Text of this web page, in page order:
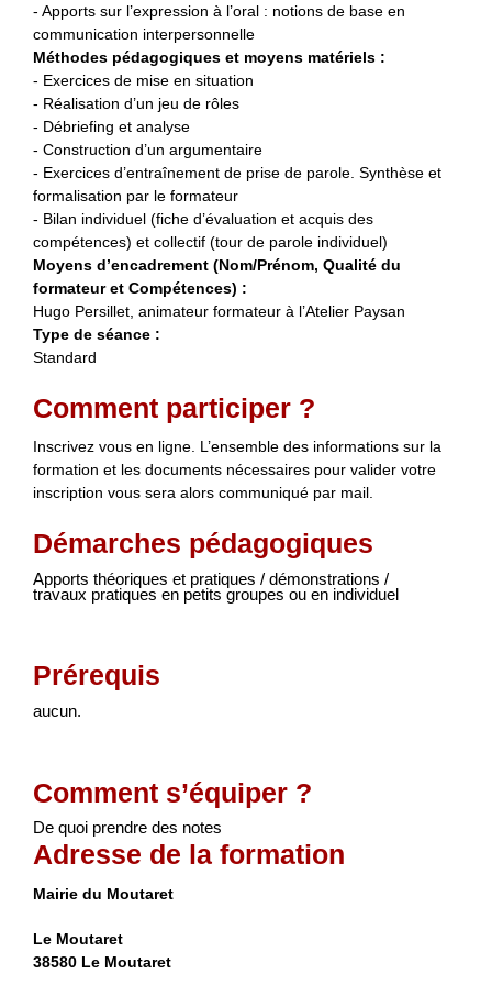
- Apports sur l’expression à l’oral : notions de base en
communication interpersonnelle
Méthodes pédagogiques et moyens matériels :
- Exercices de mise en situation
- Réalisation d’un jeu de rôles
- Débriefing et analyse
- Construction d’un argumentaire
- Exercices d’entraînement de prise de parole. Synthèse et
formalisation par le formateur
- Bilan individuel (fiche d’évaluation et acquis des
compétences) et collectif (tour de parole individuel)
Moyens d’encadrement (Nom/Prénom, Qualité du
formateur et Compétences) :
Hugo Persillet, animateur formateur à l’Atelier Paysan
Type de séance :
Standard
Comment participer ?
Inscrivez vous en ligne. L’ensemble des informations sur la
formation et les documents nécessaires pour valider votre
inscription vous sera alors communiqué par mail.
Démarches pédagogiques
Apports théoriques et pratiques / démonstrations /
travaux pratiques en petits groupes ou en individuel
Prérequis
aucun.
Comment s’équiper ?
De quoi prendre des notes
Adresse de la formation
Mairie du Moutaret
Le Moutaret
38580 Le Moutaret